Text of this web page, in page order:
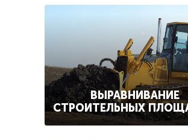
ВЫРАВНИВАНИЕ
СТРОИТЕЛЬНЫХ